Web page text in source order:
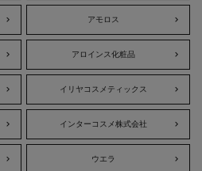
アモロス
アロインス化粧品
イリヤコスメティックス
インターコスメ株式会社
ウエラ